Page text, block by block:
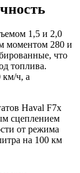
1,5 и 2,0
моментом 280 и
что
топлива.
км/ч, а
Haval F7x
сцеплением
от режима
на 100 км